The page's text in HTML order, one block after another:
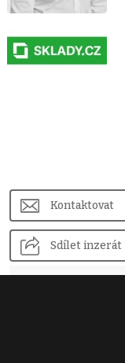
Kontaktovat
Sdílet inzerát